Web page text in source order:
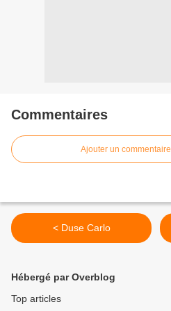
Commentaires
Ajouter un commentaire
< Duse Carlo
Hébergé par Overblog
Top articles